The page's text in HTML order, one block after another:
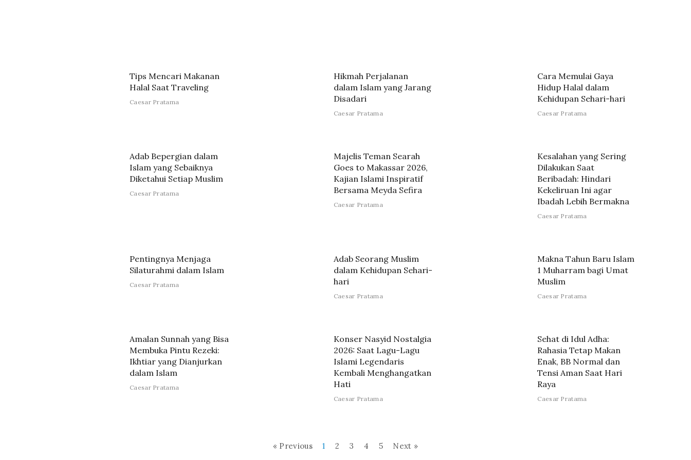
Tips Mencari Makanan
Halal Saat Traveling
Caesar Pratama
Hikmah Perjalanan
dalam Islam yang Jarang
Disadari
Caesar Pratama
Cara Memulai Gaya
Hidup Halal dalam
Kehidupan Sehari-hari
Caesar Pratama
Adab Bepergian dalam
Islam yang Sebaiknya
Diketahui Setiap Muslim
Caesar Pratama
Majelis Teman Searah
Goes to Makassar 2026,
Kajian Islami Inspiratif
Bersama Meyda Sefira
Caesar Pratama
Kesalahan yang Sering
Dilakukan Saat
Beribadah: Hindari
Kekeliruan Ini agar
Ibadah Lebih Bermakna
Caesar Pratama
Pentingnya Menjaga
Silaturahmi dalam Islam
Caesar Pratama
Adab Seorang Muslim
dalam Kehidupan Sehari-
hari
Caesar Pratama
Makna Tahun Baru Islam
1 Muharram bagi Umat
Muslim
Caesar Pratama
Amalan Sunnah yang Bisa
Membuka Pintu Rezeki:
Ikhtiar yang Dianjurkan
dalam Islam
Caesar Pratama
Konser Nasyid Nostalgia
2026: Saat Lagu-Lagu
Islami Legendaris
Kembali Menghangatkan
Hati
Caesar Pratama
Sehat di Idul Adha:
Rahasia Tetap Makan
Enak, BB Normal dan
Tensi Aman Saat Hari
Raya
Caesar Pratama
« Previous 1 2 3 4 5 Next »